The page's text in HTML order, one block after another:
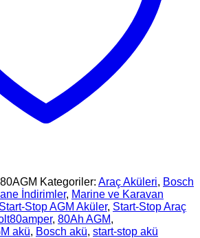
Kategoriler: Araç Aküleri, Bosch
İndirimler, Marine ve Karavan
Start-Stop AGM Aküler, Start-Stop Araç
, 80Ah AGM,
akü, Bosch akü, start-stop akü